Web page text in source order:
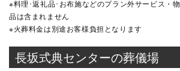
※料理･返礼品･お布施などのプラン外サービス・物
品は含まれません
※火葬料金は別途お客様負担となります
長坂式典センターの葬儀場